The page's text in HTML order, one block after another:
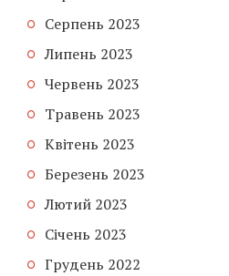
Серпень 2023
Липень 2023
Червень 2023
Травень 2023
Квітень 2023
Березень 2023
Лютий 2023
Січень 2023
Грудень 2022